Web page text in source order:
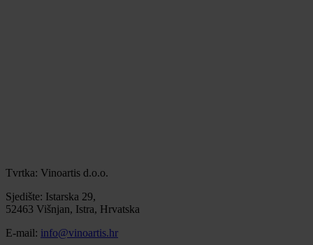
Tvrtka: Vinoartis d.o.o.
Sjedište: Istarska 29,
52463 Višnjan, Istra, Hrvatska
E-mail: info@vinoartis.hr